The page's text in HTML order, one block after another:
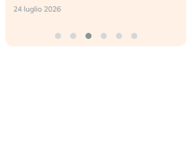
24 luglio 2026